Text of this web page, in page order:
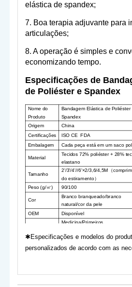
elástica de spandex;
7. Boa terapia adjuvante para
articulações;
8. A operação é simples e
economizando tempo.
Especificações de
de Poliéster e Spandex
Nome do
Produto
Bandagem Elástica de Poliéster
Spandex
Origem
China
Certificações
ISO CE FDA
Embalagem
Cada peça está em um saco
Material
Tecidos 72% poliéster + 28%
elastano
Tamanho
2'/3'/4'//6'×2/3,6/4,5M （
do estiramento）
Peso (g/㎡) 90/100
Cor
Branco branqueado/branco
natural/cor da pele
OEM Disponível
Medicina/Primeiros
saúde/Treinamento
✱ Especificações e modelos do
personalizados de acordo com as